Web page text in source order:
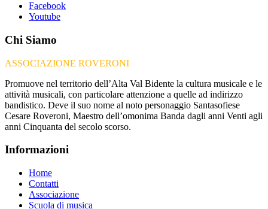
Facebook
Youtube
Chi Siamo
ASSOCIAZIONE ROVERONI
Promuove nel territorio dell’Alta Val Bidente la cultura musicale e le
attività musicali, con particolare attenzione a quelle ad indirizzo
bandistico. Deve il suo nome al noto personaggio Santasofiese
Cesare Roveroni, Maestro dell’omonima Banda dagli anni Venti agli
anni Cinquanta del secolo scorso.
Informazioni
Home
Contatti
Associazione
Scuola di musica